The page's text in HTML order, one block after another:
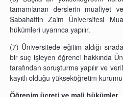
tamamlanan derslerin muafiyet
Sabahattin Zaim Üniversitesi
hükümleri uyarınca yapılır.
(7) Üniversitede eğitim aldığı
bir suç işleyen öğrenci hakkında
tarafından soruşturma yapılır ve
kayıtlı olduğu yükseköğretim
Öğrenim ücreti ve mali hükümler